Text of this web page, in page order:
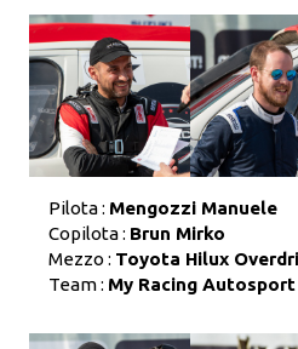
Pilota : Mengozzi Manuele
Copilota : Brun Mirko
Mezzo : Toyota Hilux
Team : My Racing Autosport